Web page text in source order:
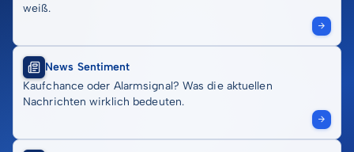
weiß.
News Sentiment
Kaufchance oder Alarmsignal? Was die aktuellen
Nachrichten wirklich bedeuten.